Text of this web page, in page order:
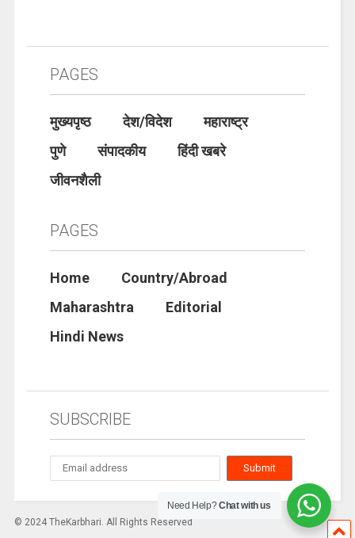
PAGES
मुख्यपृष्ठ देश/विदेश
महाराष्ट्र
पुणे
संपादकीय
हिंदी खबरे
जीवनशैली
PAGES
Home
Country/Abroad
Maharashtra
Editorial
Hindi News
SUBSCRIBE
© 2024 TheKarbhari. All Rights Reserved
Need Help?Chat with us